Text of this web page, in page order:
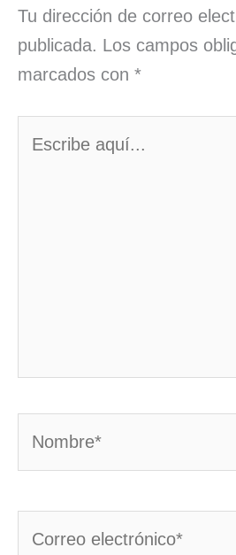
Tu dirección de correo
publicada. Los campos
marcados con *